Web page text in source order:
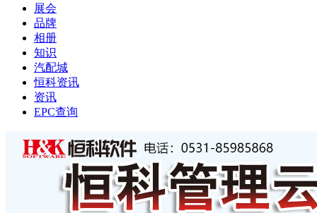
展会
品牌
相册
知识
汽配城
恒科资讯
资讯
EPC查询